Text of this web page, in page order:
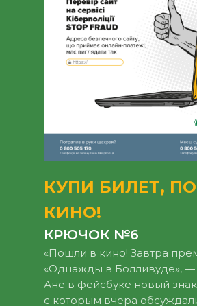
КУПИ БИЛЕТ,
КИНО!
«Пошли в кино! Завтра
«Однажды в Болливуде», —
Ане в фейсбуке новый
с которым вчера
КРЮЧОК №6